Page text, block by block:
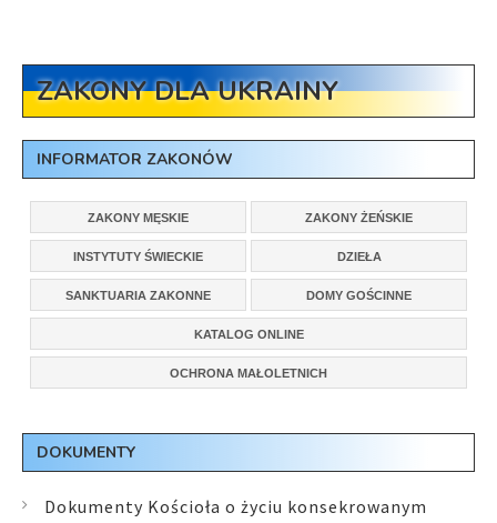
ZAKONY DLA UKRAINY
INFORMATOR ZAKONÓW
ZAKONY MĘSKIE ZAKONY ŻEŃSKIE
INSTYTUTY ŚWIECKIE DZIEŁA
SANKTUARIA ZAKONNE DOMY GOŚCINNE
KATALOG ONLINE
OCHRONA MAŁOLETNICH
DOKUMENTY
Dokumenty Kościoła o życiu konsekrowanym